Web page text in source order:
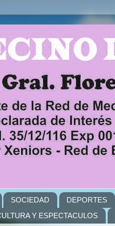
SOCIEDAD DEPORTES
Y ESPECTACULOS